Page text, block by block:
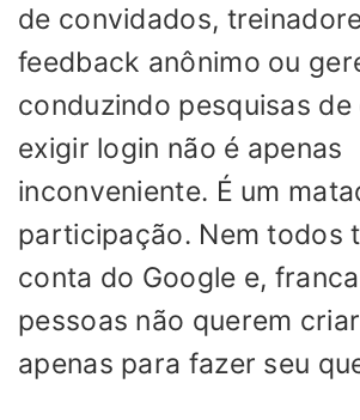
de convidados,
feedback anônimo ou
conduzindo pesquisas
exigir login não é apenas
inconveniente. É um
participação. Nem todos
conta do Google e,
pessoas não querem
apenas para fazer seu